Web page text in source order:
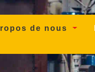
de nous